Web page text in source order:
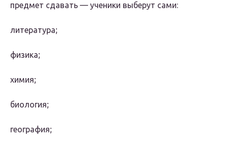
предмет сдавать — ученики выберут сами:
литература;
физика;
химия;
биология;
география;